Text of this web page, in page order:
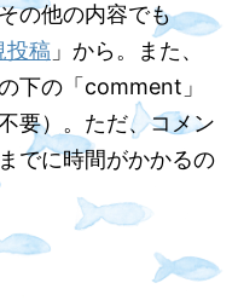
の他の内容でも
投稿 」から。また、
下の「comment」
要）。ただ、コメン
でに時間がかかるの